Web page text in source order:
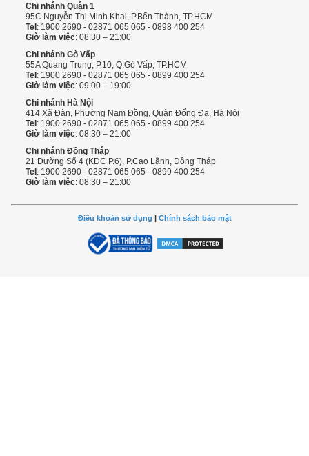
Chi nhánh Quận 1
95C Nguyễn Thị Minh Khai, P.Bến Thành, TP.HCM
Tel: 1900 2690 - 02871 065 065 - 0898 400 254
Giờ làm việc: 08:30 – 21:00
Chi nhánh Gò Vấp
55A Quang Trung, P.10, Q.Gò Vấp, TP.HCM
Tel: 1900 2690 - 02871 065 065 - 0899 400 254
Giờ làm việc: 09:00 – 19:00
Chi nhánh Hà Nội
414 Xã Đàn, Phường Nam Đồng, Quận Đống Đa, Hà Nội
Tel: 1900 2690 - 02871 065 065 - 0899 400 254
Giờ làm việc: 08:30 – 21:00
Chi nhánh Đồng Tháp
21 Đường Số 4 (KDC P.6), P.Cao Lãnh, Đồng Tháp
Tel: 1900 2690 - 02871 065 065 - 0899 400 254
Giờ làm việc: 08:30 – 21:00
Điều khoản sử dụng | Chính sách bảo mật